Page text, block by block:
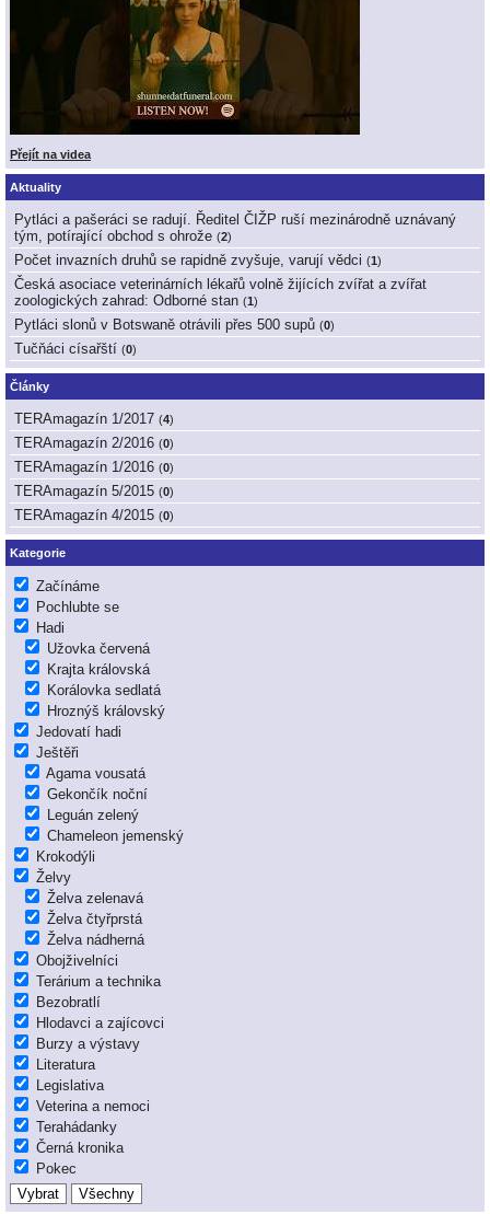
Přejít na videa
Aktuality
Pytláci a pašeráci se radují. Ředitel ČIŽP ruší mezinárodně uznávaný
tým, potírající obchod s ohrože (2)
Počet invazních druhů se rapidně zvyšuje, varují vědci (1)
Česká asociace veterinárních lékařů volně žijících zvířat a zvířat
zoologických zahrad: Odborné stan (1)
Pytláci slonů v Botswaně otrávili přes 500 supů (0)
Tučňáci císařští (0)
Články
TERAmagazín 1/2017 (4)
TERAmagazín 2/2016 (0)
TERAmagazín 1/2016 (0)
TERAmagazín 5/2015 (0)
TERAmagazín 4/2015 (0)
Kategorie
Začínáme
Pochlubte se
Hadi
Užovka červená
Krajta královská
Korálovka sedlatá
Hroznýš královský
Jedovatí hadi
Ještěři
Agama vousatá
Gekončík noční
Leguán zelený
Chameleon jemenský
Krokodýli
Želvy
Želva zelenavá
Želva čtyřprstá
Želva nádherná
Obojživelníci
Terárium a technika
Bezobratlí
Hlodavci a zajícovci
Burzy a výstavy
Literatura
Legislativa
Veterina a nemoci
Terahádanky
Černá kronika
Pokec